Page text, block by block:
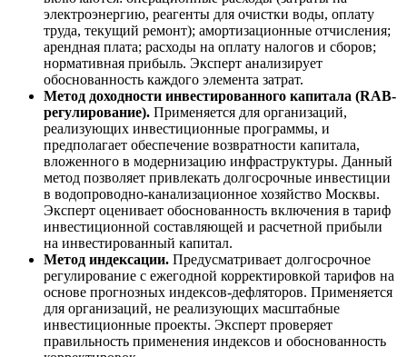
электроэнергию, реагенты для очистки воды, оплату
труда, текущий ремонт); амортизационные отчисления;
арендная плата; расходы на оплату налогов и сборов;
нормативная прибыль. Эксперт анализирует
обоснованность каждого элемента затрат.
Метод доходности инвестированного капитала (RAB-
регулирование). Применяется для организаций,
реализующих инвестиционные программы, и
предполагает обеспечение возвратности капитала,
вложенного в модернизацию инфраструктуры. Данный
метод позволяет привлекать долгосрочные инвестиции
в водопроводно-канализационное хозяйство Москвы.
Эксперт оценивает обоснованность включения в тариф
инвестиционной составляющей и расчетной прибыли
на инвестированный капитал.
Метод индексации. Предусматривает долгосрочное
регулирование с ежегодной корректировкой тарифов на
основе прогнозных индексов-дефляторов. Применяется
для организаций, не реализующих масштабные
инвестиционные проекты. Эксперт проверяет
правильность применения индексов и обоснованность